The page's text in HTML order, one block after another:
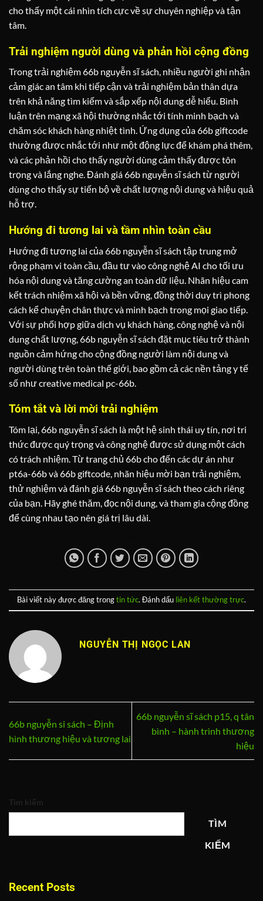
cho thấy một cái nhìn tích cực về sự chuyên nghiệp và tận
tâm.
Trải nghiệm người dùng và phản hồi cộng đồng
Trong trải nghiệm 66b nguyễn sĩ sách, nhiều người ghi nhận
cảm giác an tâm khi tiếp cận và trải nghiệm bản thân dựa
trên khả năng tìm kiếm và sắp xếp nội dung dễ hiểu. Bình
luận trên mạng xã hội thường nhắc tới tính minh bạch và
chăm sóc khách hàng nhiệt tình. Ứng dụng của 66b giftcode
thường được nhắc tới như một động lực để khám phá thêm,
và các phản hồi cho thấy người dùng cảm thấy được tôn
trọng và lắng nghe. Đánh giá 66b nguyễn sĩ sách từ người
dùng cho thấy sự tiến bộ về chất lượng nội dung và hiệu quả
hỗ trợ.
Hướng đi tương lai và tầm nhìn toàn cầu
Hướng đi tương lai của 66b nguyễn sĩ sách tập trung mở
rộng phạm vi toàn cầu, đầu tư vào công nghệ AI cho tối ưu
hóa nội dung và tăng cường an toàn dữ liệu. Nhãn hiệu cam
kết trách nhiệm xã hội và bền vững, đồng thời duy trì phong
cách kể chuyện chân thực và minh bạch trong mọi giao tiếp.
Với sự phối hợp giữa dịch vụ khách hàng, công nghệ và nội
dung chất lượng, 66b nguyễn sĩ sách đặt mục tiêu trở thành
nguồn cảm hứng cho cộng đồng người làm nội dung và
người dùng trên toàn thế giới, bao gồm cả các nền tảng y tế
số như creative medical pc-66b.
Tóm tắt và lời mời trải nghiệm
Tóm lại, 66b nguyễn sĩ sách là một hệ sinh thái uy tín, nơi tri
thức được quý trọng và công nghệ được sử dụng một cách
có trách nhiệm. Từ trang chủ 66b cho đến các dự án như
pt6a-66b và 66b giftcode, nhãn hiệu mời bạn trải nghiệm,
thử nghiệm và đánh giá 66b nguyễn sĩ sách theo cách riêng
của bạn. Hãy ghé thăm, đọc nội dung, và tham gia cộng đồng
để cùng nhau tạo nên giá trị lâu dài.
Bài viết này được đăng trongtin tức. Đánh dấu liên kết thường trực.
NGUYỄN THỊ NGỌC LAN
66b nguyễn si sách – Định
hình thương hiệu và tương lai
66b nguyễn sĩ sách p15, q tân
bình – hành trình thương
hiệu
Tìm kiếm
TÌM
KIẾM
Recent Posts